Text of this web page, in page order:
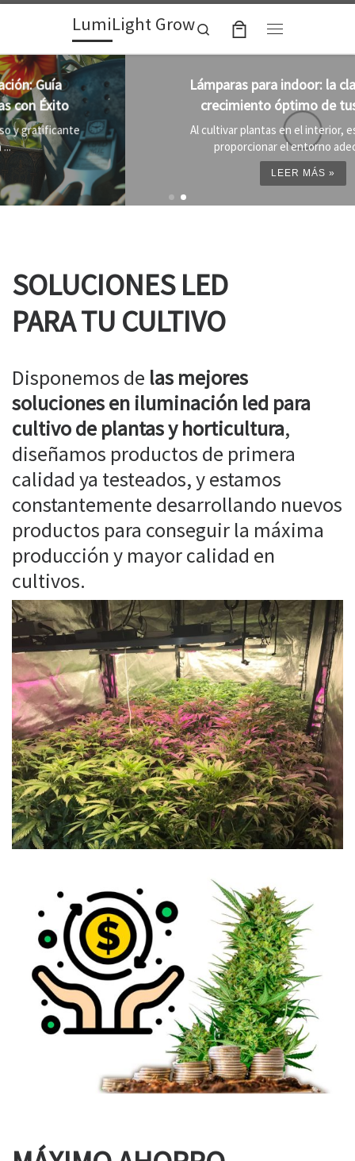
Skip to contentLumiLight Grow
Search
Lámparas para indoor: la clave para un
crecimiento óptimo de tus plantas
Al cultivar plantas en el interior, es importante
proporcionar el entorno adecuado ...
SOLUCIONES LED
PARA TU CULTIVO
Disponemos de las mejores
soluciones en iluminación led para
cultivo de plantas y horticultura,
diseñamos productos de primera
calidad ya testeados, y estamos
constantemente desarrollando nuevos
productos para conseguir la máxima
producción y mayor calidad en
cultivos.